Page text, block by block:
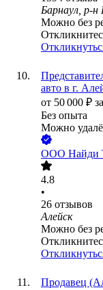
Барнаул, р-
Можно без
авто в г.
от 50 000 ₽
Без опыта
Можно
ООО Найди
4.8
•
26 отзывов
Алейск
Можно без
Продавец